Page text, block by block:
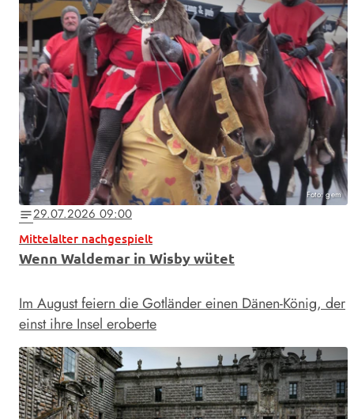
Foto: gem
notes29.07.2026 09:00
Mittelalter nachgespielt
Wenn Waldemar in Wisby wütet
Im August feiern die Gotländer einen Dänen-König, der
einst ihre Insel eroberte